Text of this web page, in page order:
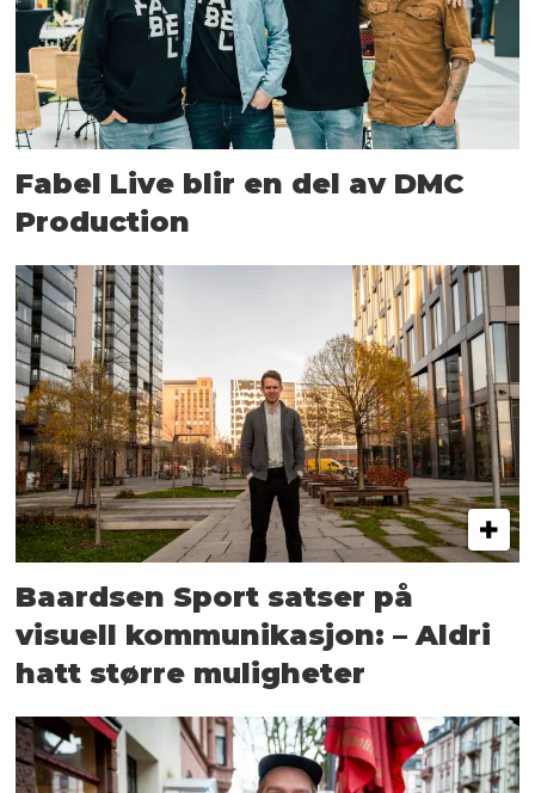
Fabel Live blir en del av DMC
Production
Baardsen Sport satser på
visuell kommunikasjon: – Aldri
hatt større muligheter